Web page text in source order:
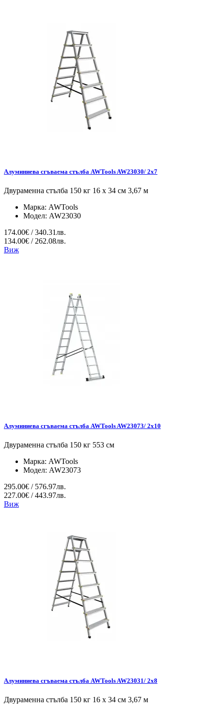
Алуминиева сгъваема стълба AWTools AW23030/ 2x7
Двураменна стълба 150 кг 16 x 34 см 3,67 м
Марка: AWTools
Модел: AW23030
174.00€ / 340.31лв.
134.00€ / 262.08лв.
Виж
Алуминиева сгъваема стълба AWTools AW23073/ 2x10
Двураменна стълба 150 кг 553 см
Марка: AWTools
Модел: AW23073
295.00€ / 576.97лв.
227.00€ / 443.97лв.
Виж
Алуминиева сгъваема стълба AWTools AW23031/ 2x8
Двураменна стълба 150 кг 16 x 34 см 3,67 м